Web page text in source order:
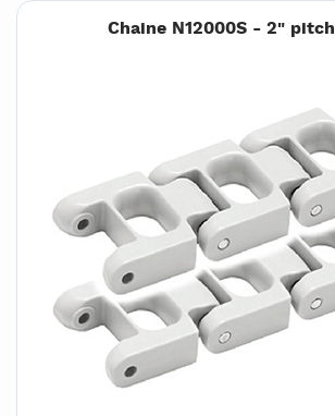
Chaine N12000S - 2" pitch